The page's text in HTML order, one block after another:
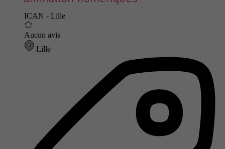
ICAN - Lille
Aucun avis
Lille